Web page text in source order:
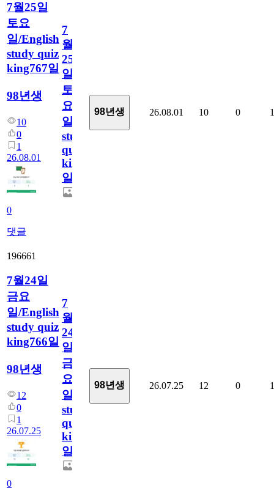
7월25일
토요
일/English
study quiz
king767일
98년생
10
0
1
26.08.01
0
댓글
7
월
25
일
토
요
일/English
study
quiz
king767
일
98년생 26.08.01 10 0 1
196661
7월24일
금요
일/English
study quiz
king766일
98년생
12
0
1
26.07.25
0
7
월
24
일
금
요
일/English
study
quiz
king766
일
98년생 26.07.25 12 0 1